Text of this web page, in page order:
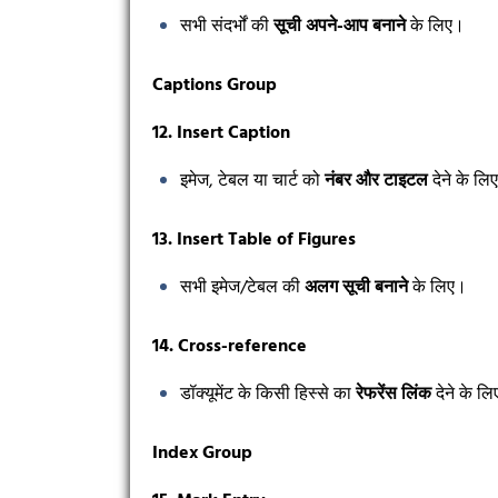
सभी संदर्भों कीसूची अपने-आप बनानेके लिए।
Captions Group
12. Insert Caption
इमेज, टेबल या चार्ट कोनंबर और टाइटलदेने के
13. Insert Table of Figures
सभी इमेज/टेबल कीअलग सूची बनानेके लिए।
14. Cross-reference
डॉक्यूमेंट के किसी हिस्से कारेफरेंस लिंकदेने के
Index Group